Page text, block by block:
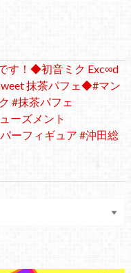
す！◆初音ミク Exc∞d
抹茶パフェ◆#マン
#抹茶パフェ
ーズメント
ーフィギュア #沖田総